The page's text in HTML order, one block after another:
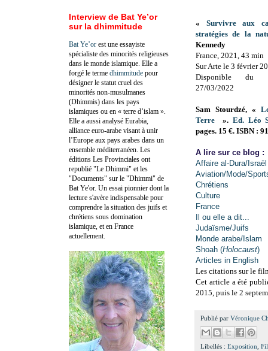
« Survivre aux
stratégies de la
Kennedy
France, 2021, 43 min
Sur Arte le 3 février
Disponible du
27/03/2022
Sam Stourdzé, «
Terre ».Ed. Léo
pages. 15 €. ISBN :
A lire sur ce blog :
Affaire al-Dura/Israël
Aviation/Mode/
Chrétiens
Culture
France
Il ou elle a dit...
Judaïsme/Juifs
Monde arabe/Islam
Shoah (Holocaust)
Articles in English
Les citations sur le
Cet article a été
2015, puis le 2
Publié par Véronique
Libellés : Exposition
Interview de Bat Ye’or
sur la dhimmitude
Bat Ye’or est une essayiste
spécialiste des minorités religieuses
dans le monde islamique. Elle a
forgé le terme dhimmitude pour
désigner le statut cruel des
minorités non-musulmanes
(Dhimmis) dans les pays
islamiques ou en « terre d’islam ».
Elle a aussi analysé Eurabia,
alliance euro-arabe visant à unir
l’Europe aux pays arabes dans un
ensemble méditerranéen. Les
éditions Les Provinciales ont
republié "Le Dhimmi" et les
"Documents" sur le "Dhimmi" de
Bat Ye'or. Un essai pionnier dont la
lecture s'avère indispensable pour
comprendre la situation des juifs et
chrétiens sous domination
islamique, et en France
actuellement.